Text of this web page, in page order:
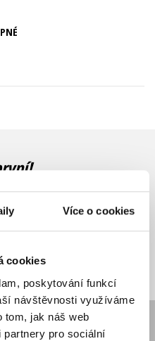
Více o cookies
cookies
poskytování funkcí
návštěvnosti využíváme
tom, jak náš web
pro sociální
tituly
na jaké zboží je výhodná
k odběru našich e-
osobních údajů
Přihlásit se